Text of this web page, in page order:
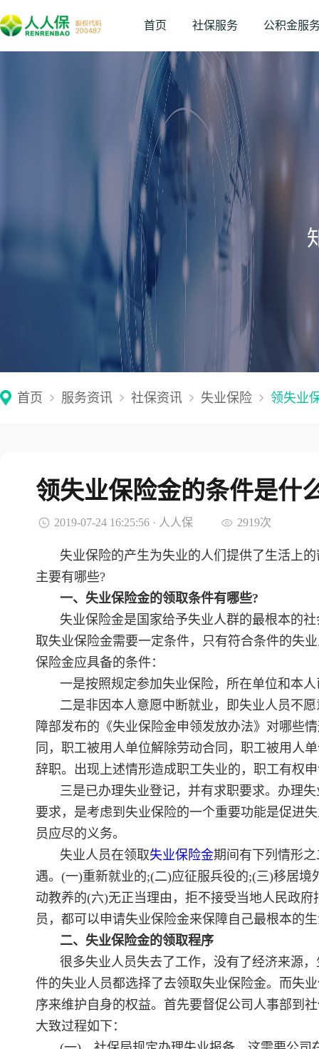
首页 社保服务 公积金服
首页 服务资讯 社保资讯 失业保险 领失业
领失业保险金的条件是什
2019-07-24 16:25:56 · 人人保 2919次
失业保险的产生为失业的人们提供了生活上
主要有哪些?
一、失业保险金的领取条件有哪些?
失业保险金是国家给予失业人群的最根本的
取失业保险金需要一定条件，只有符合条件的失
保险金应具备的条件：
一是按照规定参加失业保险，所在单位和本
二是非因本人意愿中断就业，即失业人员不
障部发布的《失业保险金申领发放办法》对哪些
同，职工被用人单位解除劳动合同，职工被用人
辞职。出现上述情形造成职工失业的，职工有权
三是已办理失业登记，并有求职要求。办理
要求，是考虑到失业保险的一个重要功能是促进
员应尽的义务。
失业人员在领取失业保险金期间有下列情形
遇。(一)重新就业的;(二)应征服兵役的;(三)移居
动教养的(六)无正当理由，拒不接受当地人民政
员，都可以申请失业保险金来保障自己最根本的
二、失业保险金的领取程序
很多失业人员失去了工作，没有了经济来源
件的失业人员都选择了去领取失业保险金。而失
序来维护自身的权益。首先要督促公司人事部到
大致过程如下：